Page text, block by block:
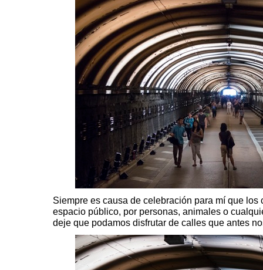
Siempre es causa de celebración para mí que
espacio público, por personas, animales o
deje que podamos disfrutar de calles que antes